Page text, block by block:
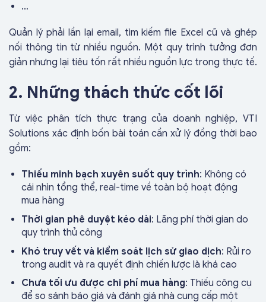
…
Quản lý phải lần lại email, tìm kiếm file Excel cũ và ghép
nối thông tin từ nhiều nguồn. Một quy trình tưởng đơn
giản nhưng lại tiêu tốn rất nhiều nguồn lực trong thực tế.
2. Những thách thức cốt lõi
Từ việc phân tích thực trạng của doanh nghiệp, VTI
Solutions xác định bốn bài toán cần xử lý đồng thời bao
gồm:
Thiếu minh bạch xuyên suốt quy trình: Không có
cái nhìn tổng thể, real-time về toàn bộ hoạt động
mua hàng
Thời gian phê duyệt kéo dài: Lãng phí thời gian do
quy trình thủ công
Khó truy vết và kiểm soát lịch sử giao dịch: Rủi ro
trong audit và ra quyết định chiến lược là khá cao
Chưa tối ưu được chi phí mua hàng: Thiếu công cụ
để so sánh báo giá và đánh giá nhà cung cấp một